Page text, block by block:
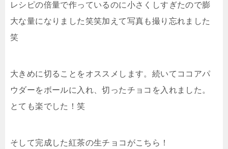
レシピの倍量で作っているのに小さくしすぎたので膨
大な量になりました笑笑加えて写真も撮り忘れました
笑
大きめに切ることをオススメします。続いてココアパ
ウダーをボールに入れ、切ったチョコを入れました。
とても楽でした！笑
そして完成した紅茶の生チョコがこちら！